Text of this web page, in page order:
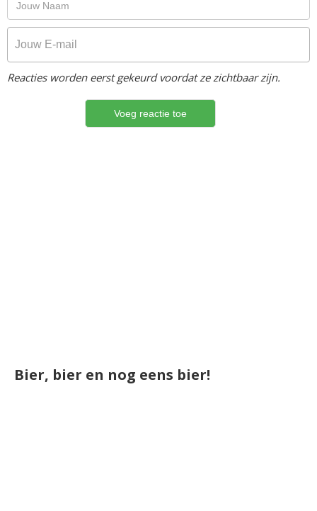
Reacties worden eerst gekeurd voordat ze zichtbaar zijn.
Bier, bier en nog eens bier!